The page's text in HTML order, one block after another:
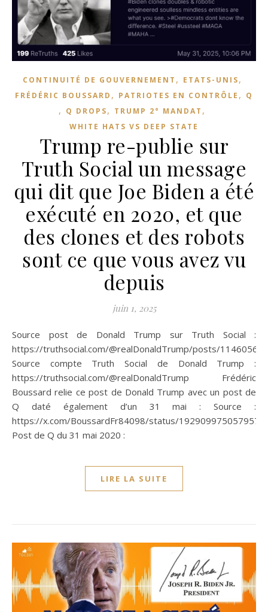
CONTINUITÉ DE GOUVERNEMENT , ETATS-UNIS,
FRÉDÉRIC BOUSSARD , PATRIOTES EN CONTRÔLE , Q
, Q DROPS, TRUMP 2° MANDAT ,
WHITE HATS VS DEEP STATE
Trump re-publie sur
Truth Social un message
qui dit que Joe Biden a été
exécuté en 2020, et que
des clones et des robots
sont ce que vous avez vu
depuis
juin 1, 2025
Source post de Donald Trump sur Truth Social :
https://truthsocial.com/@realDonaldTrump/posts/
Source compte Truth Social de Donald Trump :
https://truthsocial.com/@realDonaldTrump Frédéric
Boussard relie ce post de Donald Trump avec un post de
Q daté également d’un 31 mai : Source :
https://x.com/BoussardFr84098/status/
Post de Q du 31 mai 2020 :
LIRE LA SUITE